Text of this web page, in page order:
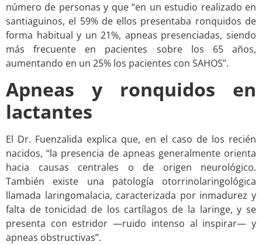
número de personas y que “en un estudio realizado en
santiaguinos, el 59% de ellos presentaba ronquidos de
forma habitual y un 21%, apneas presenciadas, siendo
más frecuente en pacientes sobre los 65 años,
aumentando en un 25% los pacientes con SAHOS”.
Apneas y ronquidos en
lactantes
El Dr. Fuenzalida explica que, en el caso de los recién
nacidos, “la presencia de apneas generalmente orienta
hacia causas centrales o de origen neurológico.
También existe una patología otorrinolaringológica
llamada laringomalacia, caracterizada por inmadurez y
falta de tonicidad de los cartílagos de la laringe, y se
presenta con estridor —ruido intenso al inspirar— y
apneas obstructivas”.